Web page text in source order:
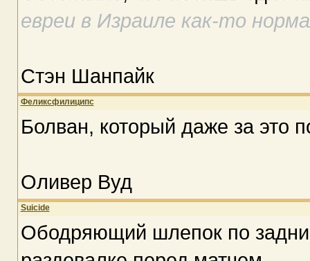
евреи в Израиле как-то
Стэн Шанпайк
Феликсфилиципс
Болван, который даже за это
Оливер Вуд
Suicide
Ободряющий шлепок по